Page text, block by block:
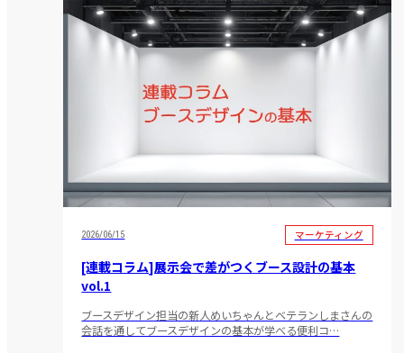
2026/06/15 マーケティング
[連載コラム]展示会で差がつくブース設計の基本
vol.1
ブースデザイン担当の新人めいちゃんとベテランしまさんの
会話を通してブースデザインの基本が学べる便利コ…